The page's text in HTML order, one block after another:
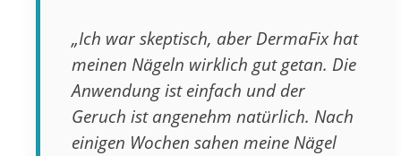
„Ich war skeptisch, aber DermaFix hat
meinen Nägeln wirklich gut getan. Die
Anwendung ist einfach und der
Geruch ist angenehm natürlich. Nach
einigen Wochen sahen meine Nägel